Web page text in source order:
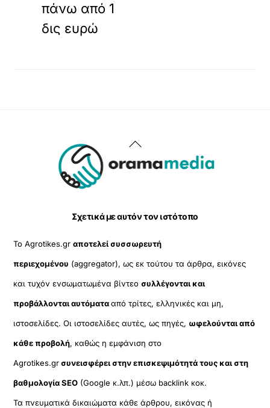
πάνω από 1
δις ευρώ
Back
To
Σχετικά με αυτόν τον ιστότοπο
Το Agrotikes.grαποτελεί συσσωρευτή
περιεχομένου (aggregator), ως εκ τούτου τα άρθρα, εικόνες
και τυχόν ενσωματωμένα βίντεοσυλλέγονται και
προβάλλονται αυτόματααπό τρίτες, ελληνικές και μη,
ιστοσελίδες. Οι ιστοσελίδες αυτές, ως πηγές, ωφελούνται από
κάθε προβολή, καθώς η εμφάνιση στο
Agrotikes.grσυνεισφέρει στην επισκεψιμότητά τους και στη
βαθμολογία SEO (Google κ.λπ.) μέσω backlink κοκ.
Τα πνευματικά δικαιώματα κάθε άρθρου, εικόνας ή